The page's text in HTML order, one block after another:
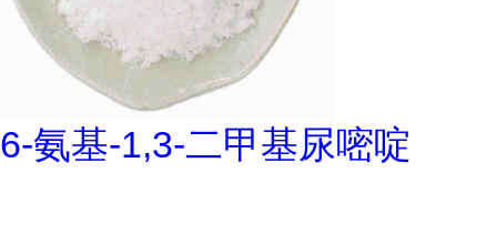
6-氨基-1,3-二甲基尿嘧啶